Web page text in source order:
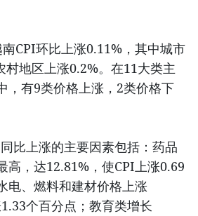
CPI环比上涨0.11%，其中城市
村地区上涨0.2%。在11大类主
，有9类价格上涨，2类价格下
比上涨的主要因素包括：药品
高，达12.81%，使CPI上涨0.69
电、燃料和建材价格上涨
个百分点；教育类增长